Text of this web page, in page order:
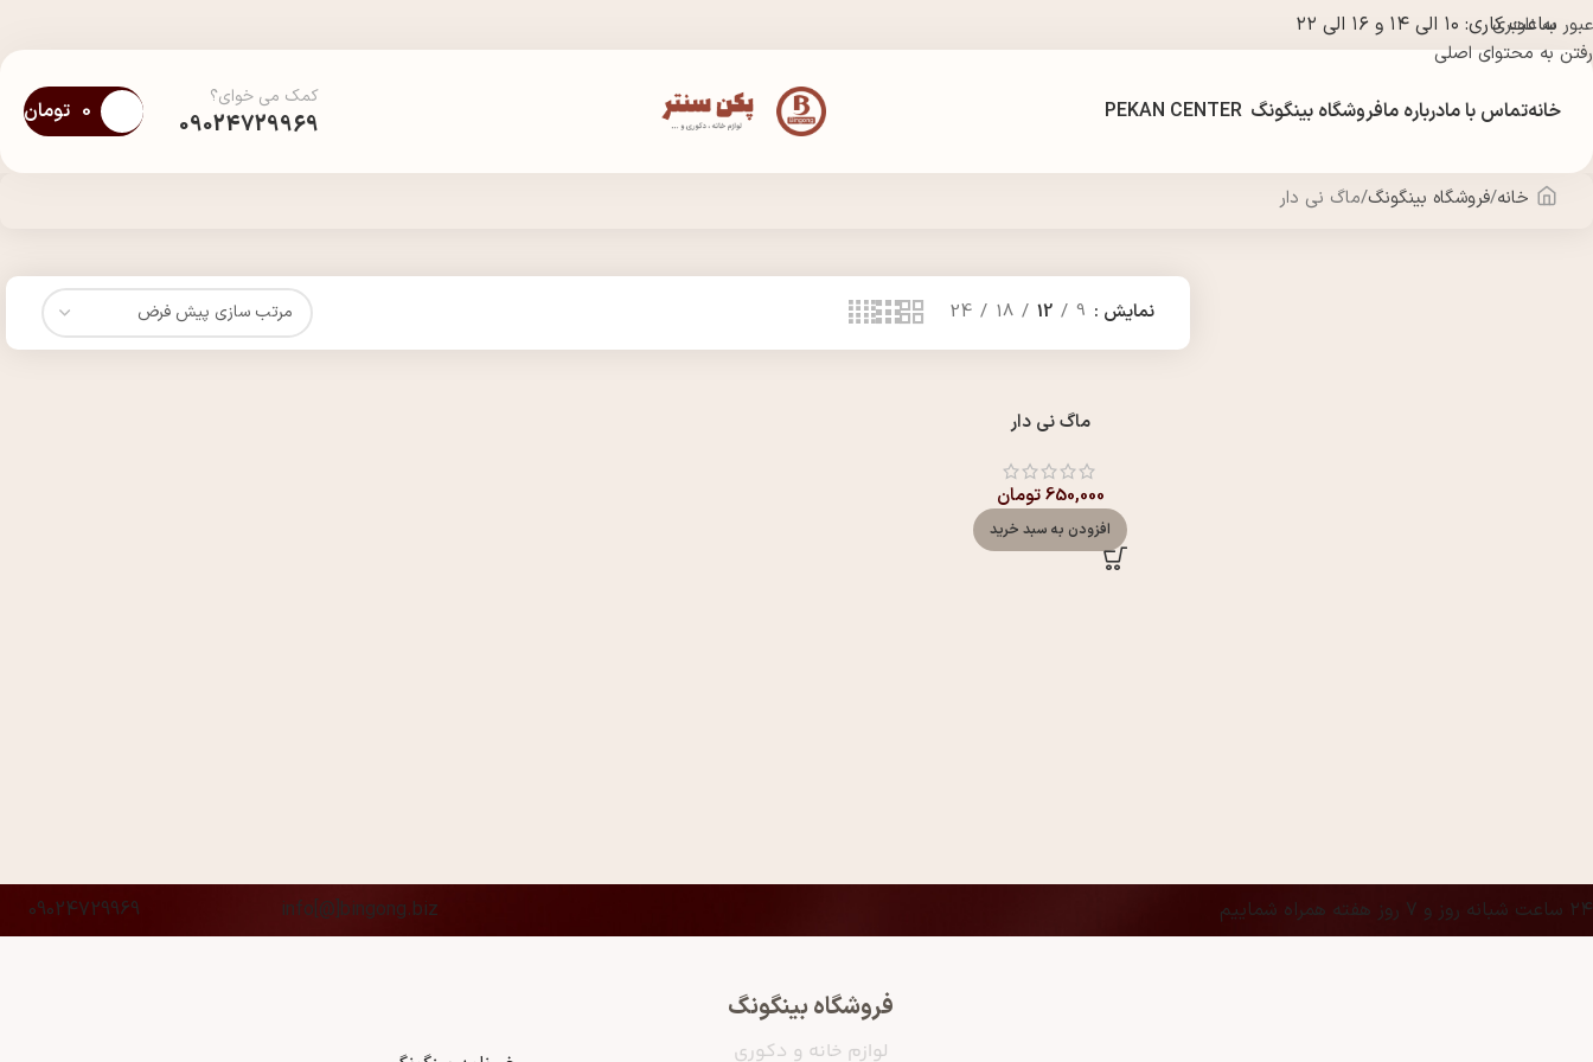
عبور به ناوبری
رفتن به محتوای اصلی
ساعت کاری: ۱۰ الی ۱۴ و ۱۶ الی ۲۲
خانهتماس با مادرباره مافروشگاه بینگونگ PEKAN CENTER
کمک می خوای؟
09024729969
0 تومان
خانه فروشگاه بینگونگ ماگ نی دار
نمایش 9
12
18
24
ماگ نی دار
650,000تومان
افزودن به سبد خرید
۲۴ ساعت شبانه روز و ۷ روز هفته همراه شماییم info[@]bingong.biz
09024729969
فروشگاه بینگونگ
لوازم خانه و دکوری